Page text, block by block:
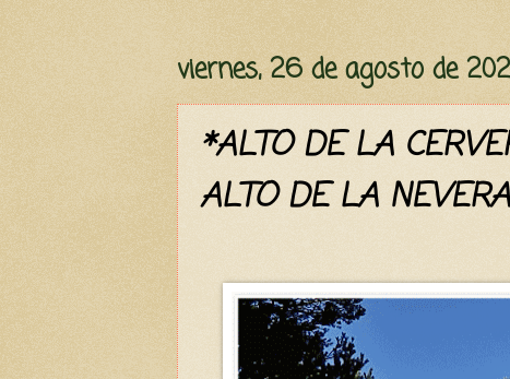
viernes, 26 de agosto de
*ALTO DE LA
ALTO DE LA